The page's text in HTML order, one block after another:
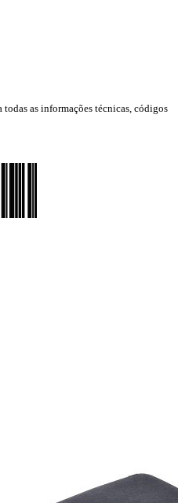
todas as informações técnicas, códigos